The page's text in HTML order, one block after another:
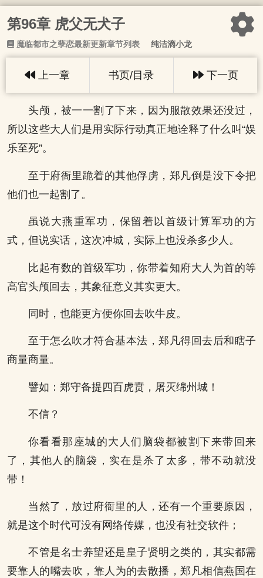
第96章 虎父无犬子
魔临都市之孽恋最新更新章节列表 纯洁滴小龙
上一章 书页/目录 下一页
头颅，被一一割了下来，因为服散效果还没过，
所以这些大人们是用实际行动真正地诠释了什么叫“娱
乐至死”。
至于府衙里跪着的其他俘虏，郑凡倒是没下令把
他们也一起割了。
虽说大燕重军功，保留着以首级计算军功的方
式，但说实话，这次冲城，实际上也没杀多少人。
比起有数的首级军功，你带着知府大人为首的等
高官头颅回去，其象征意义其实更大。
同时，也能更方便你回去吹牛皮。
至于怎么吹才符合基本法，郑凡得回去后和瞎子
商量商量。
譬如：郑守备提四百虎贲，屠灭绵州城！
不信？
你看看那座城的大人们脑袋都被割下来带回来
了，其他人的脑袋，实在是杀了太多，带不动就没
带！
当然了，放过府衙里的人，还有一个重要原因，
就是这个时代可没有网络传媒，也没有社交软件；
不管是名士养望还是皇子贤明之类的，其实都需
要靠人的嘴去吹，靠人为的去散播，郑凡相信燕国在